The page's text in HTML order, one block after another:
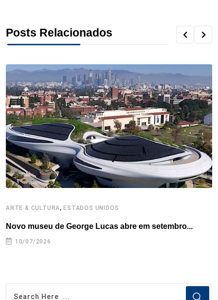
e
o
o
k
t
e
r
k
d
I
n
t
r
e
t
d
s
A
p
p
Posts Relacionados
ARTE & CULTURA,ESTADOS UNIDOS
Novo museu de George Lucas abre em setembro...
10/07/2026